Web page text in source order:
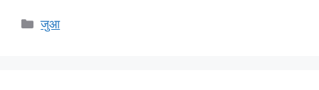
Categories
जुआ